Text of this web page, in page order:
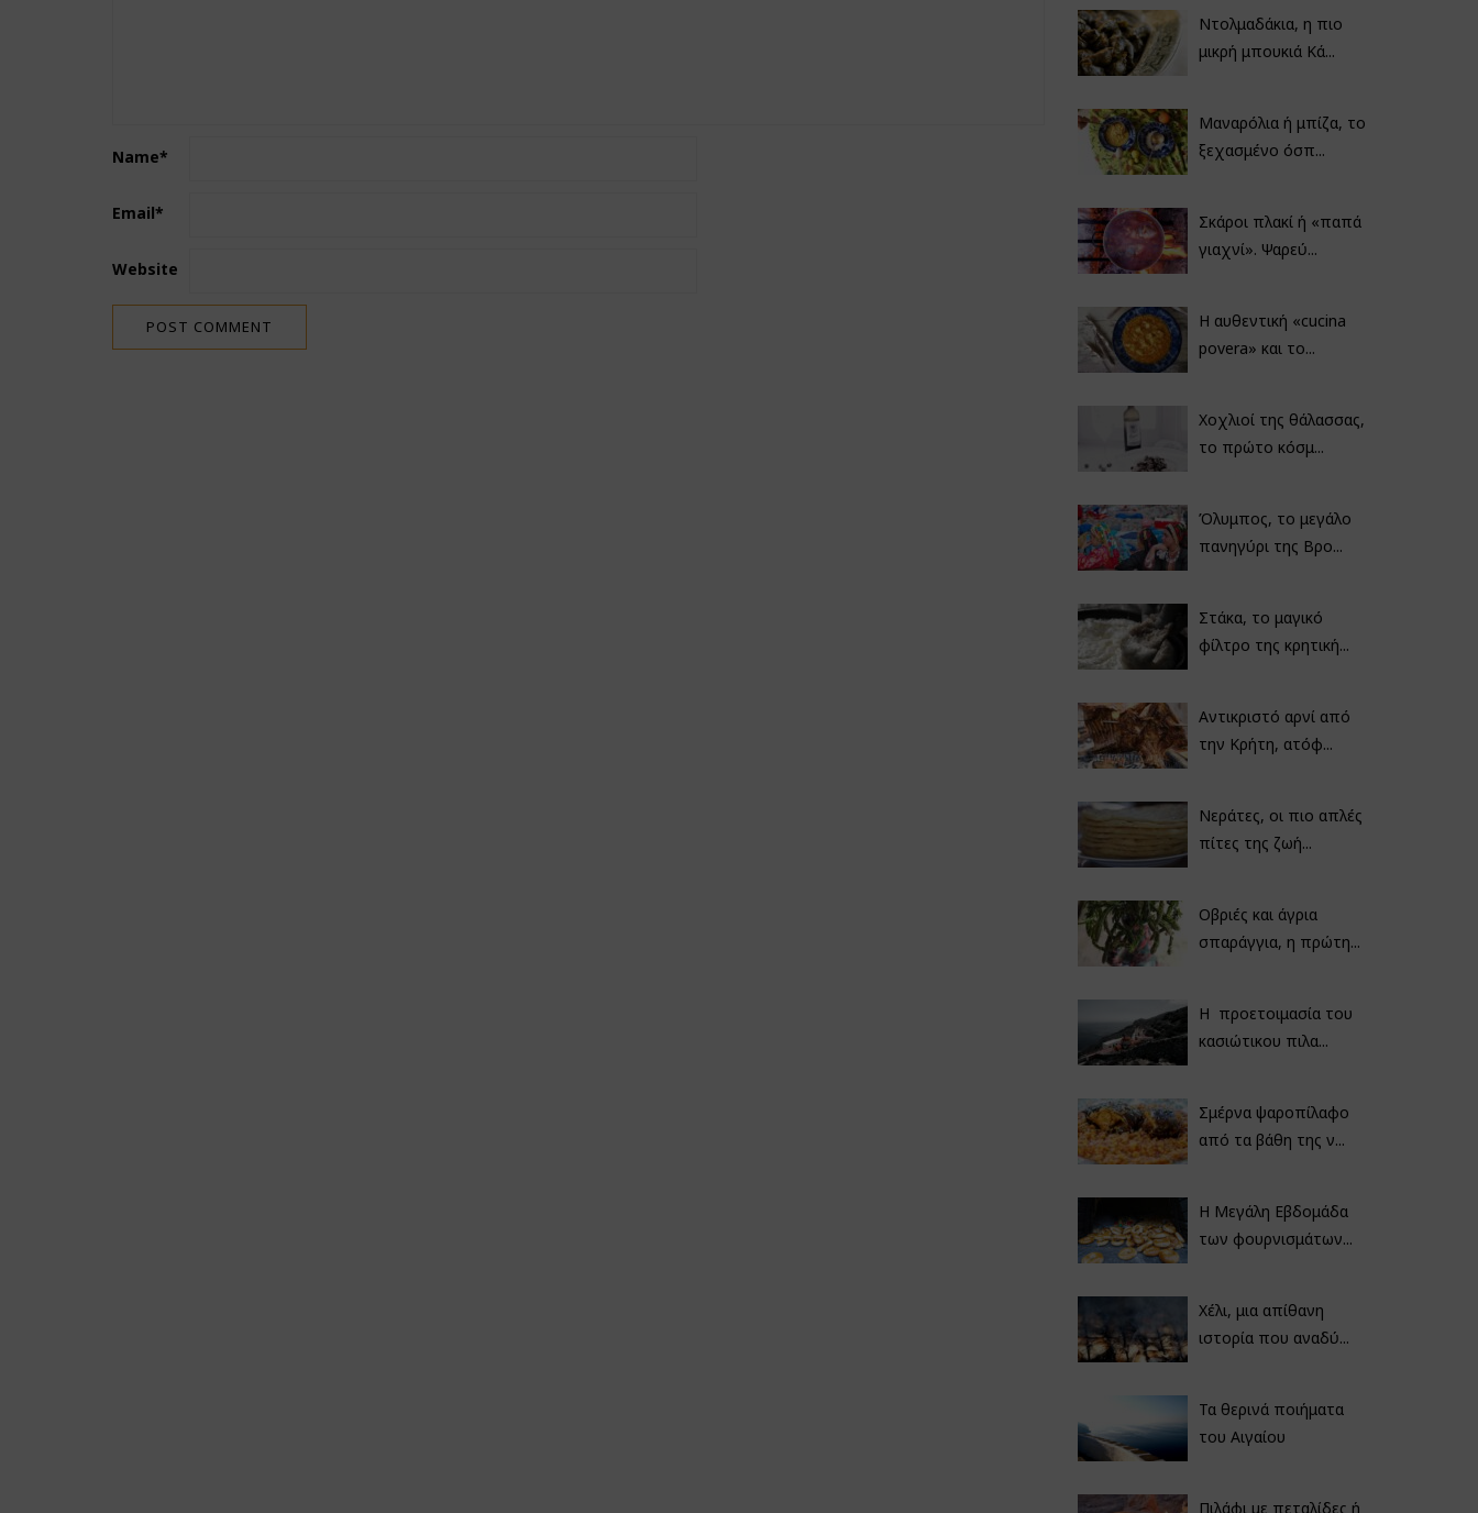
Name*
Email*
Website
Ντολμαδάκια, η πιο
μικρή μπουκιά Κά...
Μαναρόλια ή μπίζα, το
ξεχασμένο όσπ...
Σκάροι πλακί ή «παπά
γιαχνί». Ψαρεύ...
Η αυθεντική «cucina
povera» και το...
Χοχλιοί της θάλασσας,
το πρώτο κόσμ...
Όλυμπος, το μεγάλο
πανηγύρι της Βρο...
Στάκα, το μαγικό
φίλτρο της κρητική...
Αντικριστό αρνί από
την Κρήτη, ατόφ...
Νεράτες, οι πιο απλές
πίτες της ζωή...
Οβριές και άγρια
σπαράγγια, η πρώτη...
Η προετοιμασία του
κασιώτικου πιλα...
Σμέρνα ψαροπίλαφο
από τα βάθη της ν...
Η Μεγάλη Εβδομάδα
των φουρνισμάτων...
Χέλι, μια απίθανη
ιστορία που αναδύ...
Τα θερινά ποιήματα
του Αιγαίου
Πιλάφι με πεταλίδες ή